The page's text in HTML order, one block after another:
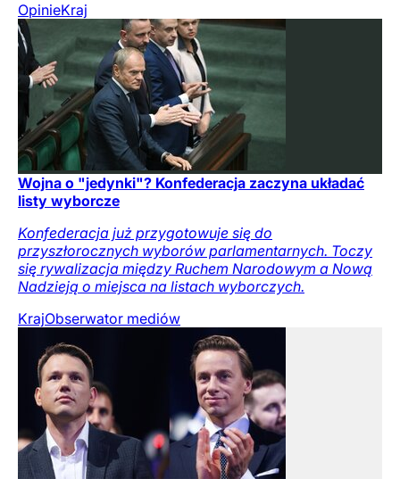
OpinieKraj
Wojna o "jedynki"? Konfederacja zaczyna układać
listy wyborcze
Konfederacja już przygotowuje się do
przyszłorocznych wyborów parlamentarnych. Toczy
się rywalizacja między Ruchem Narodowym a Nową
Nadzieją o miejsca na listach wyborczych.
KrajObserwator mediów